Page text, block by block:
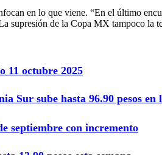
en lo que viene. “En el último
de la Copa MX tampoco la
11 octubre 2025
Sur sube hasta 96.90 pesos en
septiembre con incremento